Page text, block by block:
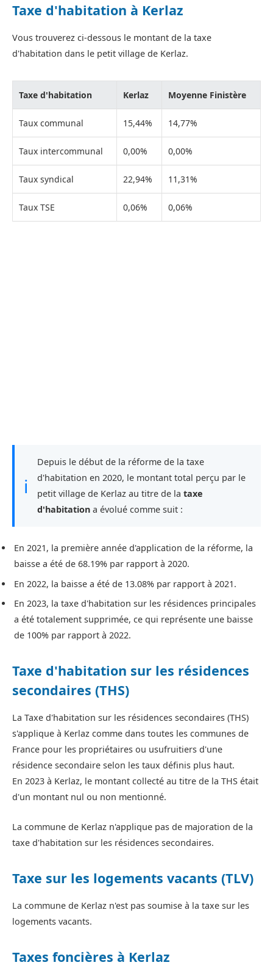
Taxe d'habitation à Kerlaz
Vous trouverez ci-dessous le montant de la taxe
d'habitation dans le petit village de Kerlaz.
Taxe d'habitation Kerlaz Moyenne Finistère
Taux communal 15,44% 14,77%
Taux intercommunal 0,00% 0,00%
Taux syndical 22,94% 11,31%
Taux TSE 0,06% 0,06%
ℹ
Depuis le début de la réforme de la taxe
d'habitation en 2020, le montant total perçu par le
petit village de Kerlaz au titre de la taxe
d'habitation a évolué comme suit :
En 2021, la première année d'application de la réforme, la
baisse a été de 68.19% par rapport à 2020.
En 2022, la baisse a été de 13.08% par rapport à 2021.
En 2023, la taxe d'habitation sur les résidences principales
a été totalement supprimée, ce qui représente une baisse
de 100% par rapport à 2022.
Taxe d'habitation sur les résidences
secondaires (THS)
La Taxe d'habitation sur les résidences secondaires (THS)
s'applique à Kerlaz comme dans toutes les communes de
France pour les propriétaires ou usufruitiers d'une
résidence secondaire selon les taux définis plus haut.
En 2023 à Kerlaz, le montant collecté au titre de la THS était
d'un montant nul ou non mentionné.
La commune de Kerlaz n'applique pas de majoration de la
taxe d'habitation sur les résidences secondaires.
Taxe sur les logements vacants (TLV)
La commune de Kerlaz n'est pas soumise à la taxe sur les
logements vacants.
Taxes foncières à Kerlaz